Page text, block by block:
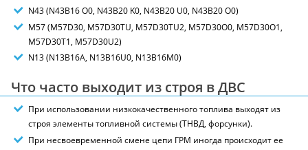
N43 (N43B16 O0, N43B20 K0, N43B20 U0, N43B20 O0)
M57 (M57D30, M57D30TU, M57D30TU2, M57D30O0, M57D30O1,
M57D30T1, M57D30U2)
N13 (N13B16A, N13B16U0, N13B16M0)
Что часто выходит из строя в ДВС
При использовании низкокачественного топлива выходят из
строя элементы топливной системы (ТНВД, форсунки).
При несвоевременной смене цепи ГРМ иногда происходит ее